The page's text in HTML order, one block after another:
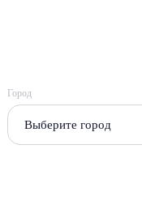
Город
Выберите город